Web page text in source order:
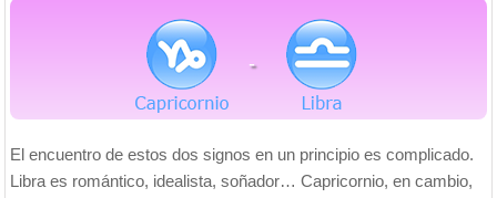
-
El encuentro de estos dos signos en un principio es complicado.
Libra es romántico, idealista, soñador… Capricornio, en cambio,